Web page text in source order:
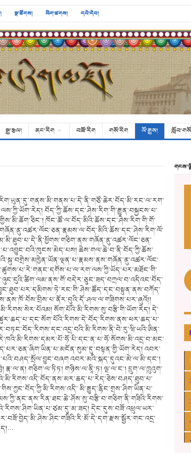
སྣ་ཚོགས། ཡིག་ཚགས། དཔེ་དེབ།
སྒྱུ་རྩལ། ནང་རིག བཟོ་རིག གསོ་རིག ལོ་རྒྱུས།
བོད་ཀྱི་ཆོས་དང་ཤེས་རིག་གི་རྒྱུན་བསྐྱངས་པ་
ཁོང་ཚོ་ལ་བོད་མིའི་ཆོས་དང་ཤེས་རིག་གི་གོ་
ཆེས་གལ་ཆེ་བ་ནི་བོད་ཀྱི་ཆོས་
སོག་པོའི་མི་རིགས་སུ་བརྩི་གི་ཡོག་རེད། དེ་
འབར་
འབར་མའི་སྐད་དུའང་མེ་ལ་མི་དང་།
གཅིག་ལ་ཏིཏ། གཉིས་ལ་ནཱི་ཏ། ལྔ་ལ་ང་། དྲུག་ལ་ཁྲུའུག་
མི་རྒྱུད་རྙིང་གྲས་ཤིག་ཡིན་པ་
དེང་དུས་བཟོ་འཕྲུལ་ཡར་